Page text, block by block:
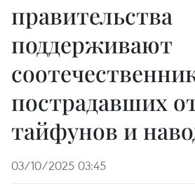
правительства
поддерживают
пострадавших
тайфунов и
03/10/2025 03:45